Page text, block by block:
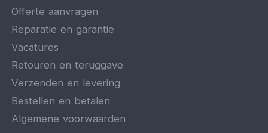
Offerte aanvragen
Reparatie en garantie
Vacatures
Retouren en teruggave
Verzenden en levering
Bestellen en betalen
Algemene voorwaarden